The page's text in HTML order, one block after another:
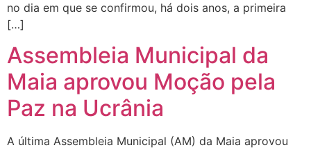
no dia em que se confirmou, há dois anos, a primeira
[…]
Assembleia Municipal da
Maia aprovou Moção pela
Paz na Ucrânia
A última Assembleia Municipal (AM) da Maia aprovou